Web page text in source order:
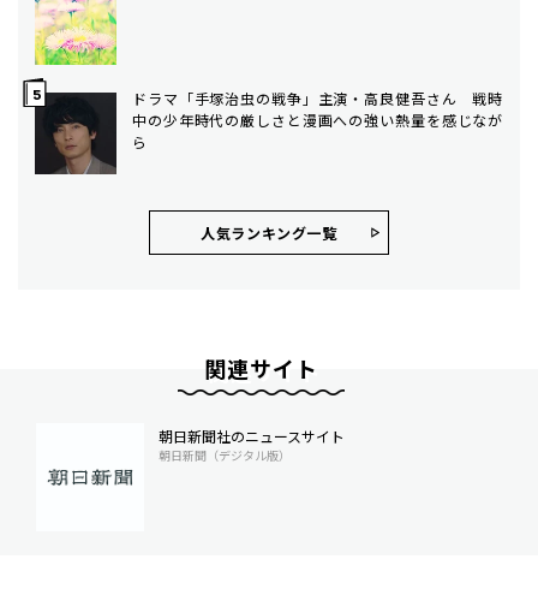
ドラマ「手塚治虫の戦争」主演・高良健吾さん 戦時
中の少年時代の厳しさと漫画への強い熱量を感じなが
ら
人気ランキング⼀覧
関連サイト
朝日新聞社のニュースサイト
朝日新聞（デジタル版）